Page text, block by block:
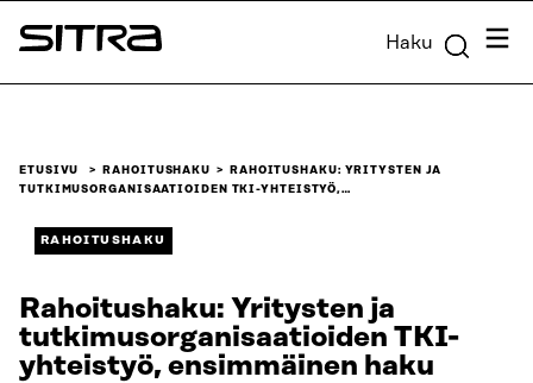
Siirry
suoraan
Sitra Haku
ETUSIVU RAHOITUSHAKU
RAHOITUSHAKU: YRITYSTEN JA
TUTKIMUSORGANISAATIOIDEN TKI-YHTEISTYÖ,…
RAHOITUSHAKU
Rahoitushaku: Yritysten ja
tutkimusorganisaatioiden TKI-
yhteistyö, ensimmäinen haku